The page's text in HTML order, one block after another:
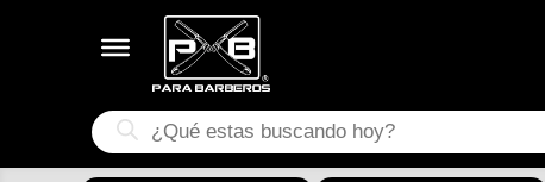
Búsqueda
de
productos